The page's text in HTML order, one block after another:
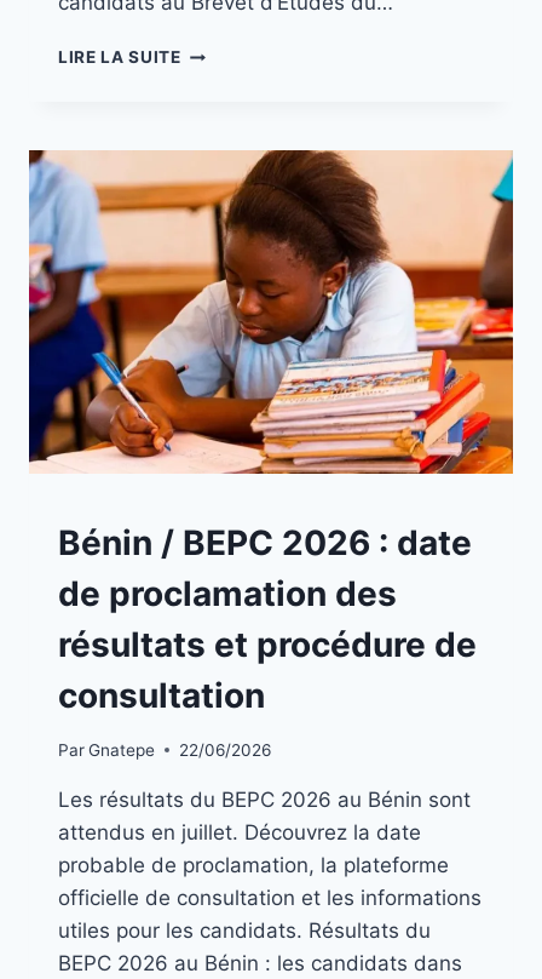
LIRE LA SUITE
BLOG
Bénin / BEPC 2026 : date
de proclamation des
résultats et procédure de
consultation
ParGnatepe 22/06/2026
Les résultats du BEPC 2026 au Bénin sont
attendus en juillet. Découvrez la date
probable de proclamation, la plateforme
officielle de consultation et les informations
utiles pour les candidats. Résultats du
BEPC 2026 au Bénin : les candidats dans